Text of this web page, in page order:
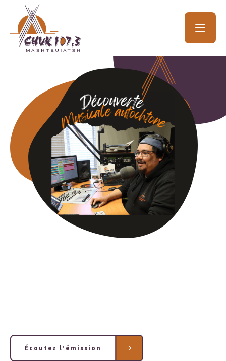
Écoutez l’émission